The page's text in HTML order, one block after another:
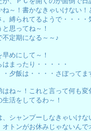
ね～！書かなきゃいけない！
。縛られてるようで・・・・
と思ってね～！
不定期になる～～♪
早めにして～！
はまったり・・・・・
・夕飯は・・・・さぼって
はね～！これと言って何も変
生活をしてるわ～！
、シャンプーしなきゃいけな
オトンがお休みじゃないん